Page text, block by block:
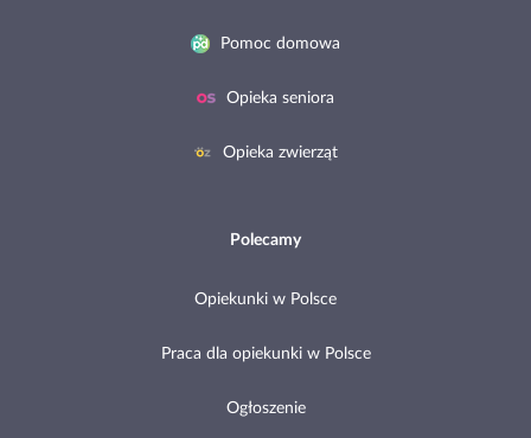
Pomoc domowa
Opieka seniora
Opieka zwierząt
Polecamy
Opiekunki w Polsce
Praca dla opiekunki w Polsce
Ogłoszenie